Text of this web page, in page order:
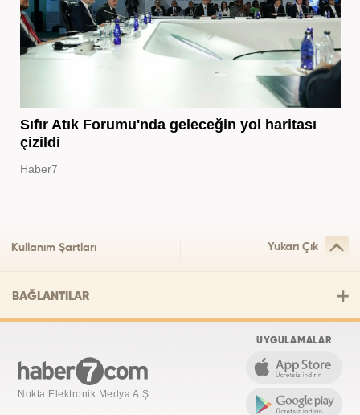
Sıfır Atık Forumu'nda geleceğin yol haritası
çizildi
Haber7
Kullanım Şartları Yukarı Çık
BAĞLANTILAR
Nokta Elektronik Medya A.Ş.
UYGULAMALAR